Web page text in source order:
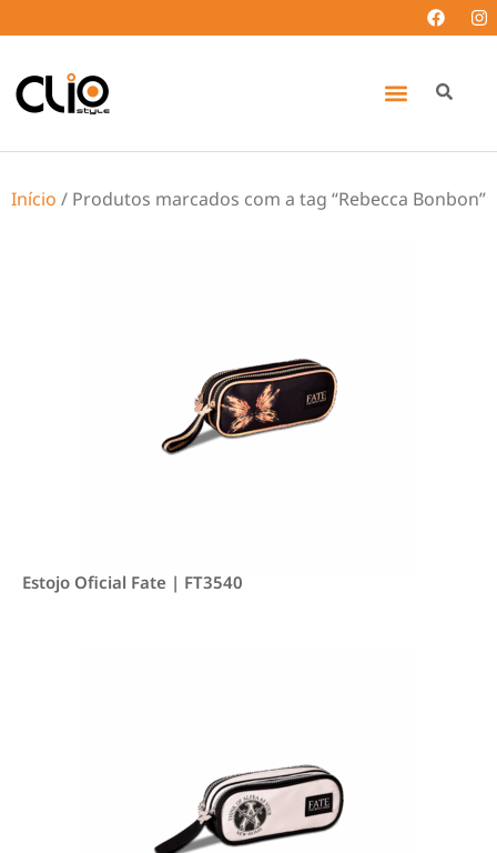
Início / Produtos marcados com a tag “Rebecca Bonbon”
Estojo Oficial Fate | FT3540